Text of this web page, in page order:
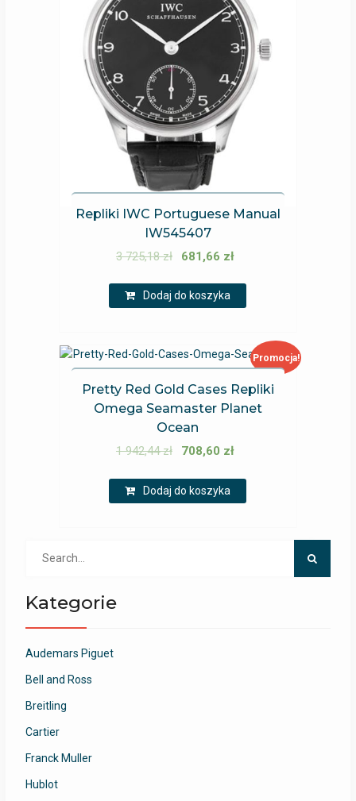
Repliki IWC Portuguese Manual
IW545407
3 725,18zł 681,66 zł
Dodaj do koszyka
Promocja!
Pretty Red Gold Cases Repliki
Omega Seamaster Planet
Ocean
1 942,44zł 708,60 zł
Dodaj do koszyka
Kategorie
Audemars Piguet
Bell and Ross
Breitling
Cartier
Franck Muller
Hublot